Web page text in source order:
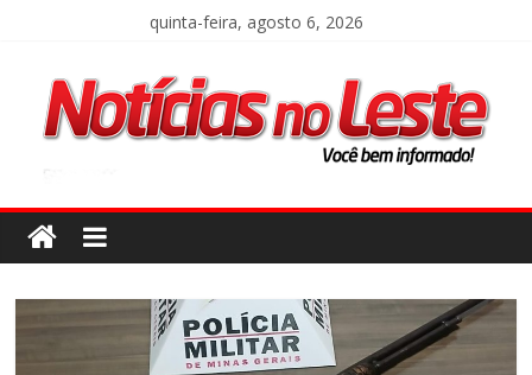
quinta-feira, agosto 6, 2026